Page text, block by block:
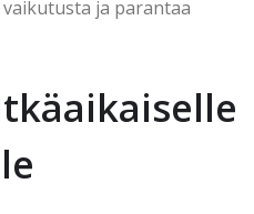
ja parantaa